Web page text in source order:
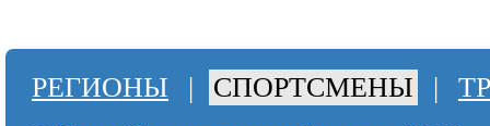
РЕГИОНЫ | СПОРТСМЕНЫ |